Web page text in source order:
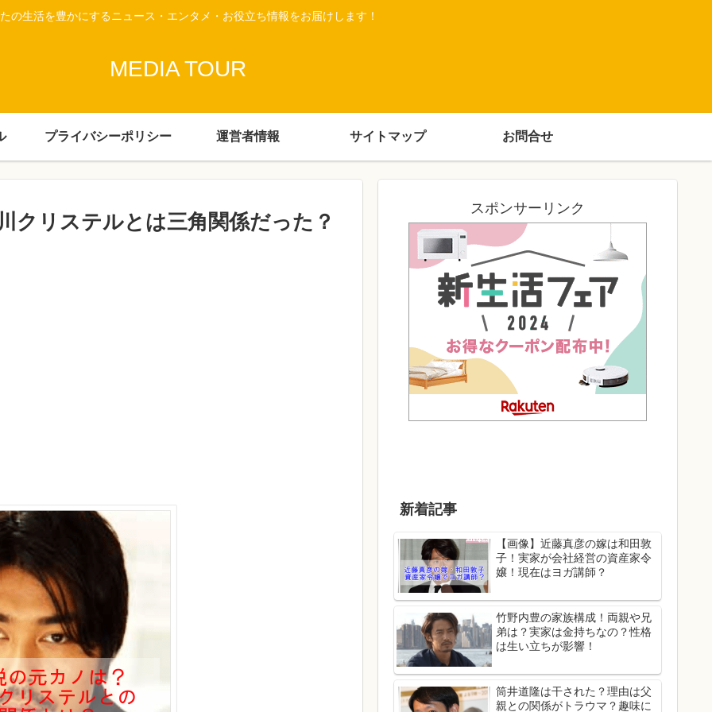
の生活を豊かにするニュース・エンタメ・お役立ち情報をお届けします！
MEDIA TOUR
プライバシーポリシー 運営者情報 サイトマップ お問合せ
クリステルとは三角関係だった？
スポンサーリンク
新着記事
【画像】近藤真彦の嫁は和田敦
子！実家が会社経営の資産家令
嬢！現在はヨガ講師？
竹野内豊の家族構成！両親や兄
弟は？実家は金持ちなの？性格
は生い立ちが影響！
筒井道隆は干された？理由は父
親との関係がトラウマ？趣味に